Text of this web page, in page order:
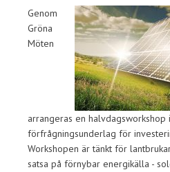
Genom
Gröna
Möten
arrangeras en
förfrågningsunderlag för
Workshopen är tänkt för
satsa på förnybar energikälla -